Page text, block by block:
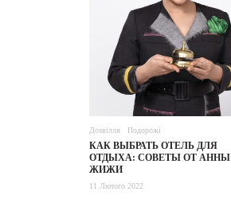
Дозвілля Подорожі
КАК ВЫБРАТЬ ОТЕЛЬ ДЛЯ
ОТДЫХА: СОВЕТЫ ОТ АННЫ
ЖИЖИ
11 Лютого 2022